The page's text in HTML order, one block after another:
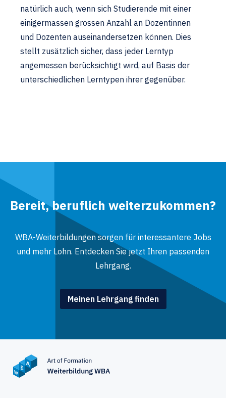
natürlich auch, wenn sich Studierende mit einer
einigermassen grossen Anzahl an Dozentinnen
und Dozenten auseinandersetzen können. Dies
stellt zusätzlich sicher, dass jeder Lerntyp
angemessen berücksichtigt wird, auf Basis der
unterschiedlichen Lerntypen ihrer gegenüber.
Bereit, beruflich weiterzukommen?
WBA-Weiterbildungen sorgen für interessantere Jobs
und mehr Lohn. Entdecken Sie jetzt Ihren passenden
Lehrgang.
Meinen Lehrgang finden